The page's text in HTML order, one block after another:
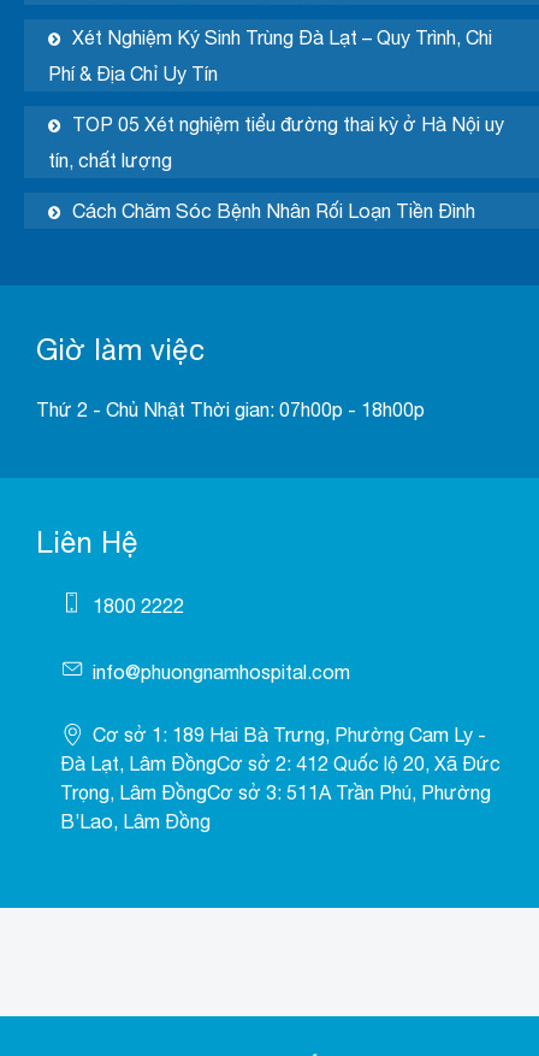
Xét Nghiệm Ký Sinh Trùng Đà Lạt – Quy Trình, Chi
Phí & Địa Chỉ Uy Tín
TOP 05 Xét nghiệm tiểu đường thai kỳ ở Hà Nội uy
tín, chất lượng
Cách Chăm Sóc Bệnh Nhân Rối Loạn Tiền Đình
Giờ làm việc
Thứ 2 - Chủ Nhật Thời gian: 07h00p - 18h00p
Liên Hệ
1800 2222
info@phuongnamhospital.com
Cơ sở 1: 189 Hai Bà Trưng, Phường Cam Ly -
Đà Lạt, Lâm ĐồngCơ sở 2: 412 Quốc lộ 20, Xã Đức
Trọng, Lâm ĐồngCơ sở 3: 511A Trần Phú, Phường
B’Lao, Lâm Đồng